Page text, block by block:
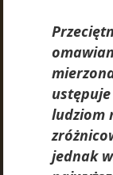
ludziom
jednak